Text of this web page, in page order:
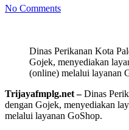
No Comments
Dinas Perikanan Kota
Gojek, menyediakan
(online) melalui layanan
Trijayafmplg.net –Dinas
dengan Gojek, menyediakan
melalui layanan GoShop.